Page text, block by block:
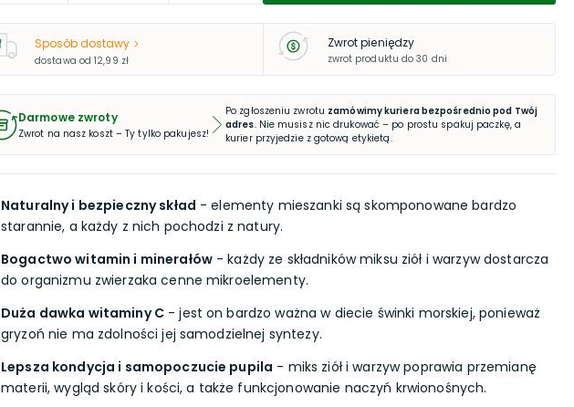
Sposób dostawy
dostawa od 12,99 zł
Zwrot pieniędzy
zwrot produktu do 30 dni
Darmowe zwroty
Zwrot na nasz koszt – Ty tylko pakujesz!
Po zgłoszeniu zwrotu zamówimy kuriera bezpośrednio pod Twój
adres. Nie musisz nic drukować – po prostu spakuj paczkę, a
kurier przyjedzie z gotową etykietą.
Naturalny i bezpieczny skład - elementy mieszanki są skomponowane bardzo
starannie, a każdy z nich pochodzi z natury.
Bogactwo witamin i minerałów- każdy ze składników miksu ziół i warzyw dostarcza
do organizmu zwierzaka cenne mikroelementy.
Duża dawka witaminy C- jest on bardzo ważna w diecie świnki morskiej, ponieważ
gryzoń nie ma zdolności jej samodzielnej syntezy.
Lepsza kondycja i samopoczucie pupila - miks ziół i warzyw poprawia przemianę
materii, wygląd skóry i kości, a także funkcjonowanie naczyń krwionośnych.